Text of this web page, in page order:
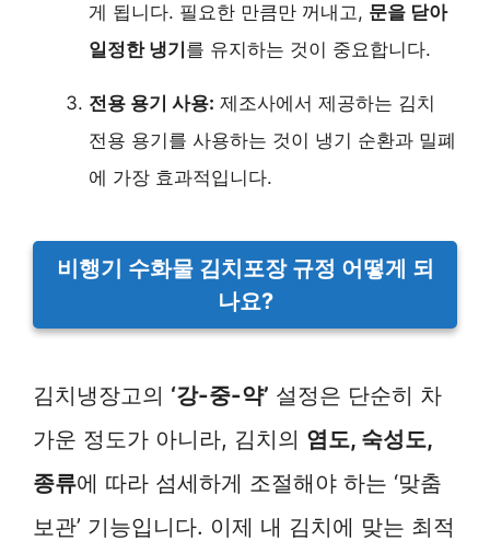
게 됩니다. 필요한 만큼만 꺼내고, 문을 닫아
일정한 냉기 를 유지하는 것이 중요합니다.
전용 용기 사용: 제조사에서 제공하는 김치
전용 용기를 사용하는 것이 냉기 순환과 밀폐
에 가장 효과적입니다.
비행기 수화물 김치포장 규정 어떻게 되
나요?
김치냉장고의 ‘강-중-약’ 설정은 단순히 차
가운 정도가 아니라, 김치의 염도, 숙성도,
종류에 따라 섬세하게 조절해야 하는 ‘맞춤
보관’ 기능입니다. 이제 내 김치에 맞는 최적